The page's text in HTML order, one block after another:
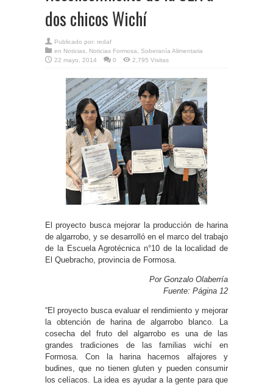
dos chicos Wichí
Publicado por: redaf
en Noticias Noticias Formosa
Soberanía Alimentaria
22 mayo, 2014
0 2,795 Visitas
El proyecto busca mejorar la producción de harina
de algarrobo, y se desarrolló en el marco del trabajo
de la Escuela Agrotécnica n°10 de la localidad de
El Quebracho, provincia de Formosa.
Por Gonzalo Olaberría
Fuente: Página 12
“El proyecto busca evaluar el rendimiento y mejorar
la obtención de harina de algarrobo blanco. La
cosecha del fruto del algarrobo es una de las
grandes tradiciones de las familias wichí en
Formosa. Con la harina hacemos alfajores y
budines, que no tienen gluten y pueden consumir
los celíacos. La idea es ayudar a la gente para que